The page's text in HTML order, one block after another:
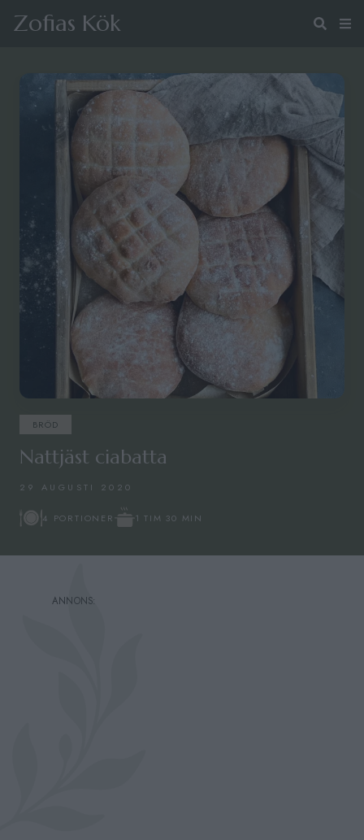
Zofias Kök
BRÖD
Nattjäst ciabatta
29 AUGUSTI 2020
4 PORTIONER 1 TIM 30 MIN